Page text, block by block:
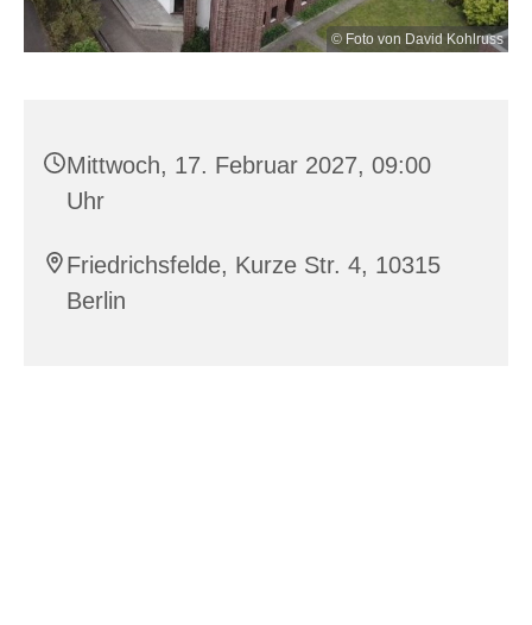
© Foto von David Kohlruss
Mittwoch, 17. Februar 2027, 09:00
Uhr
Friedrichsfelde, Kurze Str. 4, 10315
Berlin